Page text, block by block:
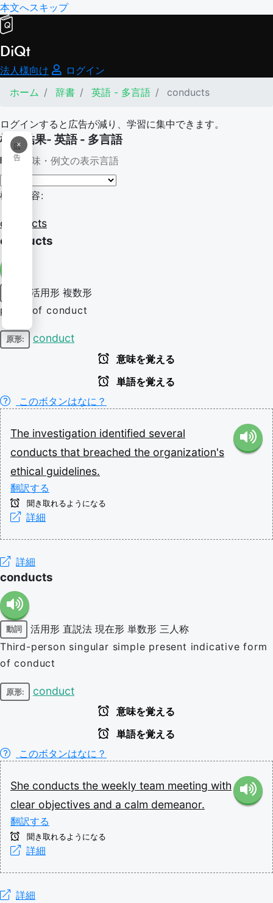
本文へスキップ
DiQt
法人様向け
ログイン
ホーム
辞書 英語 - 多言語 conducts
ログインすると広告が減り、学習に集中できます。
×
広
告
検索結果- 英語 - 多言語
意味・例文の表示言語
検索内容:
conducts
conducts
活用形 複数形
plural of conduct
原形: conduct
意味を覚える
単語を覚える
このボタンはなに？
The investigation identified several
conducts that breached the organization's
ethical guidelines.
翻訳する
聞き取れるようになる
詳細
詳細
conducts
動詞 活用形 直説法 現在形 単数形 三人称
Third-person singular simple present indicative form
of conduct
原形: conduct
意味を覚える
単語を覚える
このボタンはなに？
She conducts the weekly team meeting with
clear objectives and a calm demeanor.
翻訳する
聞き取れるようになる
詳細
詳細